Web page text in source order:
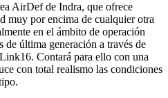
AirDef de Indra, que ofrece
muy por encima de cualquier otra
en el ámbito de operación
de última generación a través de
Contará para ello con una
con total realismo las condiciones